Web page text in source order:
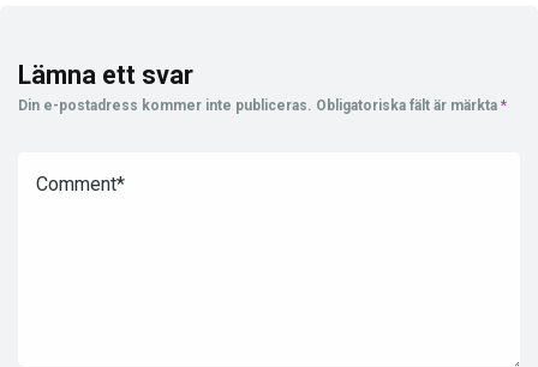
Lämna ett svar
Din e-postadress kommer inte publiceras. Obligatoriska fält är märkta *